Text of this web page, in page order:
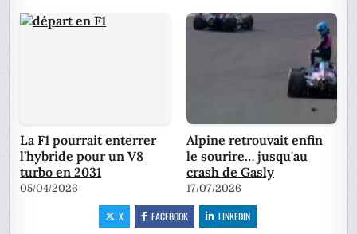
La F1 pourrait enterrer
l’hybride pour un V8
turbo en 2031
05/04/2026
Alpine retrouvait enfin
le sourire… jusqu'au
crash de Gasly
17/07/2026
X FACEBOOK LINKEDIN